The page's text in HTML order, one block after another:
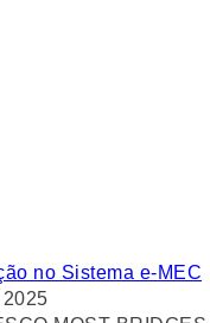
no Sistema e-MEC